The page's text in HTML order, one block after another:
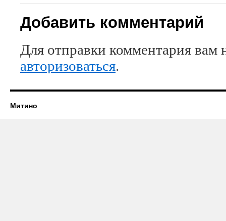
Добавить комментарий
Для отправки комментария вам
авторизоваться.
Митино